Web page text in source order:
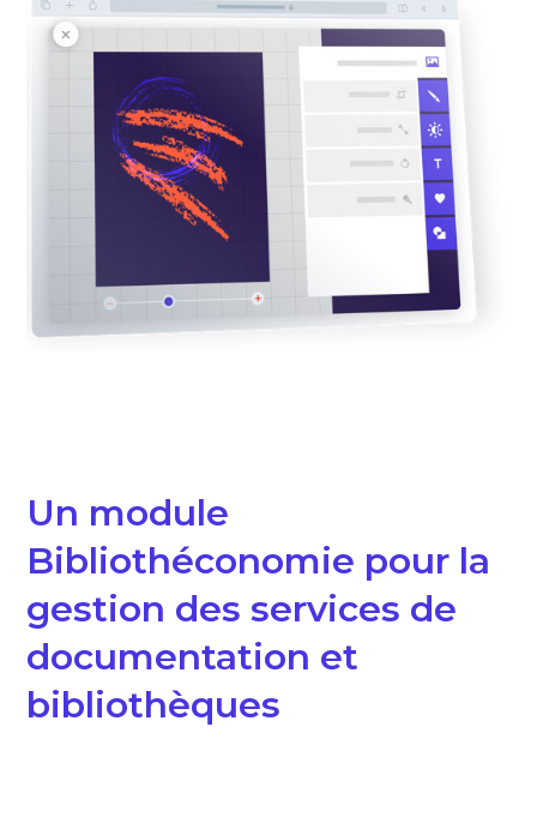
Un module
Bibliothéconomie pour la
gestion des services de
documentation et
bibliothèques